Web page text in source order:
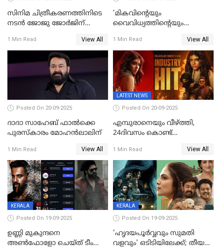
സിനിമ ചിത്രീകരണത്തിനിടെ
നടൻ ജോജു ജോർജിന്
പറമ്പോലും ഈ സമയം
ജീപ്പിൽ
1 Min Read View All
'മികവിന്റെയും
വൈവിധ്യത്തിന്റെയും
അഭിനന്ദിച്ച് പ്രധാനമന്ത്രി
1 Min Read View All
Posted On 20-09-2025
ദാദാ സാഹേബ് ഫാൽക്കെ
പുരസ്‌കാരം മോഹൻലാലിന്
1 Min Read View All
LATEST NEWS
Posted On 20-09-2025
എമ്പുരാനെയും വീഴ്ത്തി,
24ദിവസം കൊണ്ട്
ഇൻഡസ്ട്രി ഹിറ്റ്;
റെക്കോർഡുമായി ലോക
1 Min Read View All
KERALA
Posted On 19-09-2025
ഉണ്ണി മുകുന്ദനെ
അൺഫോളോ ചെയ്ത് ടീം
KERALA
Posted On 19-09-2025
'ഹൃദയപൂര്‍വ്വവും സുമതി
വളവും' ഒടിടിയിലേക്ക്; തീയതി